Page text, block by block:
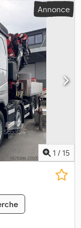
Annonce
1 / 15